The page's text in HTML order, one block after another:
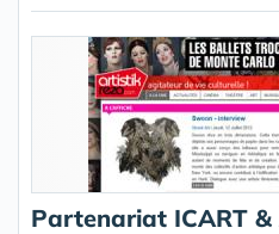
Partenariat ICART &